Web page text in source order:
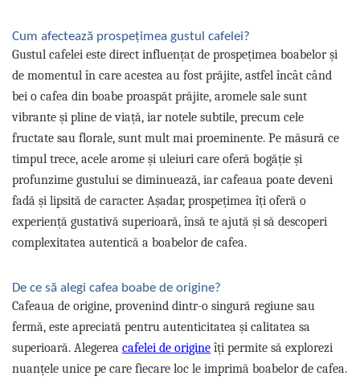
Capsule de Cafea
Cafea macinata
Cum afectează prospețimea gustul cafelei?
Gustul cafelei este direct influențat de prospețimea boabelor și
de momentul în care acestea au fost prăjite, astfel încât când
bei o cafea din boabe proaspăt prăjite, aromele sale sunt
vibrante și pline de viață, iar notele subtile, precum cele
fructate sau florale, sunt mult mai proeminente. Pe măsură ce
timpul trece, acele arome și uleiuri care oferă bogăție și
profunzime gustului se diminuează, iar cafeaua poate deveni
fadă și lipsită de caracter. Așadar, prospețimea îți oferă o
experiență gustativă superioară, însă te ajută și să descoperi
complexitatea autentică a boabelor de cafea.
De ce să alegi cafea boabe de origine?
Cafeaua de origine, provenind dintr-o singură regiune sau
fermă, este apreciată pentru autenticitatea și calitatea sa
superioară. Alegerea cafelei de origine îți permite să explorezi
nuanțele unice pe care fiecare loc le imprimă boabelor de cafea.